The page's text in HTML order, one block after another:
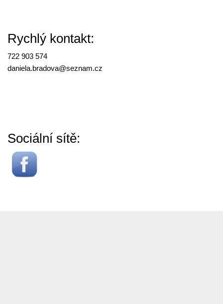
Rychlý kontakt:
722 903 574
daniela.bradova@seznam.cz
Sociální sítě: